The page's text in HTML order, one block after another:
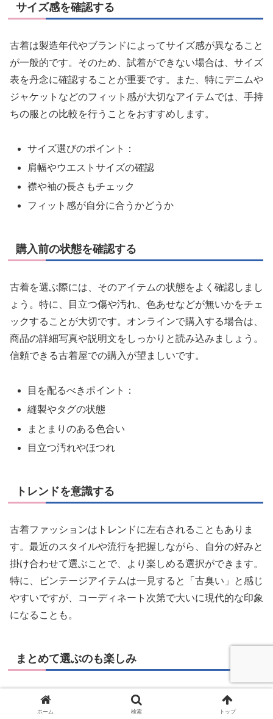
サイズ感を確認する
古着は製造年代やブランドによってサイズ感が異なること
が一般的です。そのため、試着ができない場合は、サイズ
表を丹念に確認することが重要です。また、特にデニムや
ジャケットなどのフィット感が大切なアイテムでは、手持
ちの服との比較を行うことをおすすめします。
サイズ選びのポイント：
肩幅やウエストサイズの確認
襟や袖の長さもチェック
フィット感が自分に合うかどうか
購入前の状態を確認する
古着を選ぶ際には、そのアイテムの状態をよく確認しまし
ょう。特に、目立つ傷や汚れ、色あせなどが無いかをチェ
ックすることが大切です。オンラインで購入する場合は、
商品の詳細写真や説明文をしっかりと読み込みましょう。
信頼できる古着屋での購入が望ましいです。
目を配るべきポイント：
縫製やタグの状態
まとまりのある色合い
目立つ汚れやほつれ
トレンドを意識する
古着ファッションはトレンドに左右されることもありま
す。最近のスタイルや流行を把握しながら、自分の好みと
掛け合わせて選ぶことで、より楽しめる選択ができます。
特に、ビンテージアイテムは一見すると「古臭い」と感じ
やすいですが、コーディネート次第で大いに現代的な印象
になることも。
まとめて選ぶのも楽しみ
複数のアイテムを選ぶ際には、同じブランドからコーディ
ネートを考えると、全体のバランスが良くなります。ま
ホーム 検索 トップ